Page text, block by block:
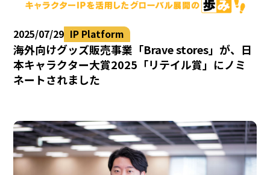
2025/07/29 IP Platform
海外向けグッズ販売事業「Brave stores」が、日
本キャラクター大賞2025「リテイル賞」にノミ
ネートされました